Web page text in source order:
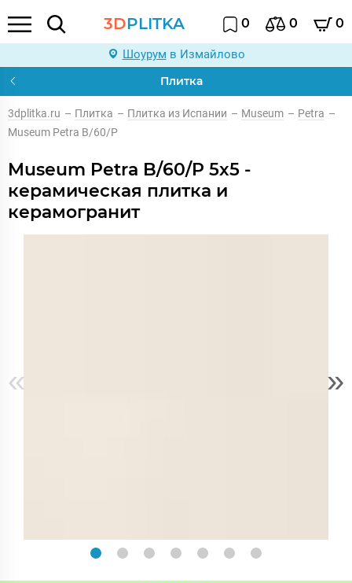
3DPLITKA 0 0 0
Шоурум в Измайлово
Плитка
3dplitka.ru – Плитка – Плитка из Испании – Museum – Petra –
Museum Petra B/60/P
Museum Petra B/60/P 5x5 -
керамическая плитка и
керамогранит
« »